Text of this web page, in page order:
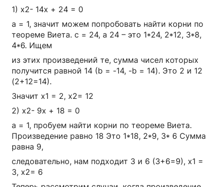
1) x2- 14x + 24 = 0
a = 1, значит можем попробовать найти корни по
теореме Виета. c = 24, а 24 – это 1*24, 2*12, 3*8,
4*6. Ищем
из этих произведений те, сумма чисел которых
получится равной 14 (b = -14, -b = 14). Это 2 и 12
(2+12=14).
Значит x1 = 2, x2= 12
2) x2- 9x + 18 = 0
a = 1, пробуем найти корни по теореме Виета.
Произведение равно 18 Это 1*18, 2*9, 3* 6 Сумма
равна 9,
следовательно, нам подходит 3 и 6 (3+6=9), x1 =
3, x2= 6